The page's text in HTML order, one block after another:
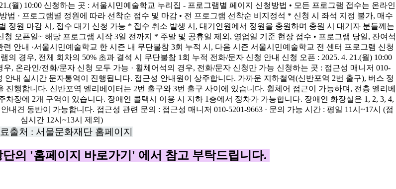
출처 : 서울문화재단 홈페이지
의 '홈페이지 바로가기' 에서 참고 부탁드립니다.